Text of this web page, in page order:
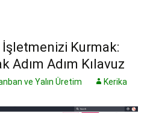
İşletmenizi Kurmak:
Adım Adım Kılavuz
ve Yalın Üretim Kerika